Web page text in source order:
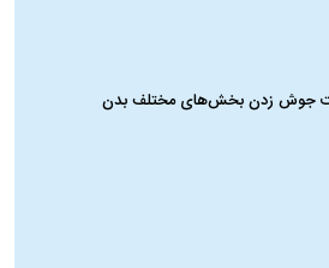
جوش زدن بخش‌های مختلف بدن